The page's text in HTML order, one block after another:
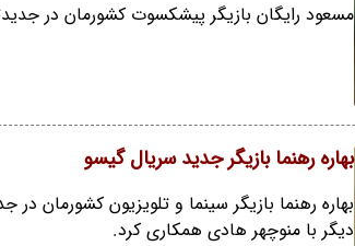
مسعود رایگان بازیگر پیشکسوت کشورمان در
بهاره رهنما بازیگر جدید سریال گیسو
بهاره رهنما بازیگر سینما و تلویزیون کشورمان
دیگر با منوچهر هادی همکاری کرد.